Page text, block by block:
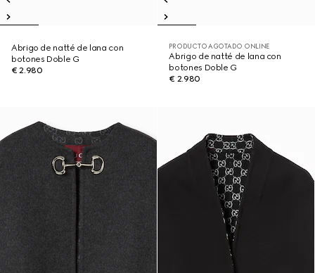
Abrigo de natté de lana con
botones Doble G
€ 2.980
PRODUCTO AGOTADO ONLINE
Abrigo de natté de lana con
botones Doble G
€ 2.980